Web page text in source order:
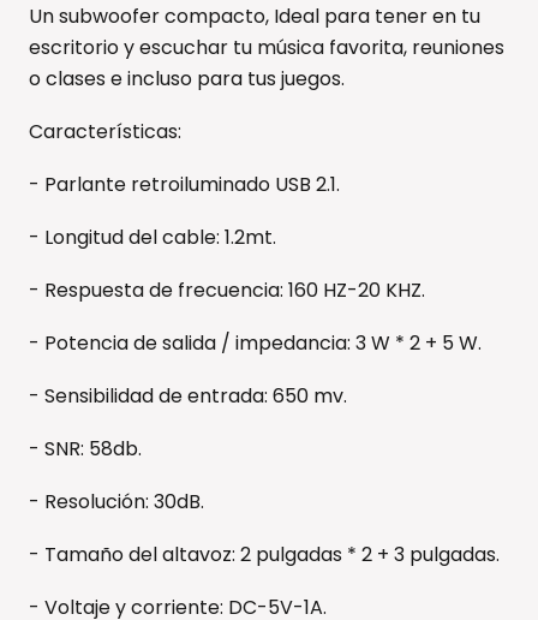
Un subwoofer compacto, Ideal para tener en tu
escritorio y escuchar tu música favorita, reuniones
o clases e incluso para tus juegos.
Características:
- Parlante retroiluminado USB 2.1.
- Longitud del cable: 1.2mt.
- Respuesta de frecuencia: 160 HZ-20 KHZ.
- Potencia de salida / impedancia: 3 W * 2 + 5 W.
- Sensibilidad de entrada: 650 mv.
- SNR: 58db.
- Resolución: 30dB.
- Tamaño del altavoz: 2 pulgadas * 2 + 3 pulgadas.
- Voltaje y corriente: DC-5V-1A.